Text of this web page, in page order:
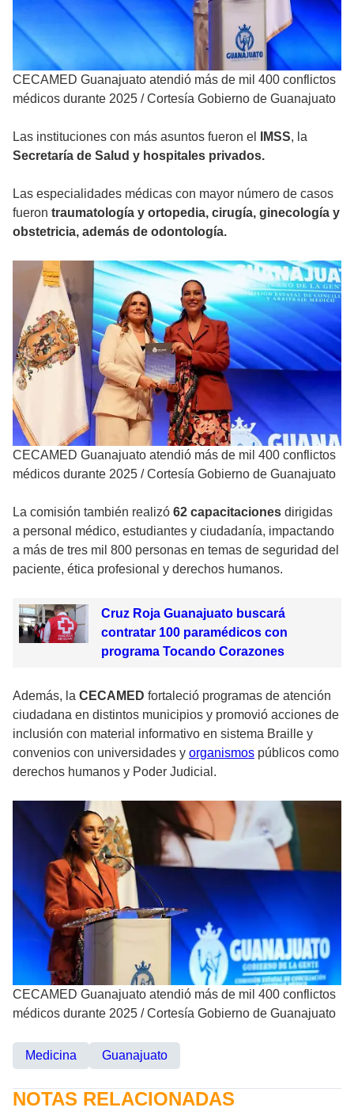
CECAMED Guanajuato atendió más de mil 400 conflictos
médicos durante 2025 /Cortesía Gobierno de Guanajuato
Las instituciones con más asuntos fueron el IMSS, la
Secretaría de Salud y hospitales privados.
Las especialidades médicas con mayor número de casos
fueron traumatología y ortopedia, cirugía, ginecología y
obstetricia, además de odontología.
CECAMED Guanajuato atendió más de mil 400 conflictos
médicos durante 2025 /Cortesía Gobierno de Guanajuato
La comisión también realizó 62 capacitaciones dirigidas
a personal médico, estudiantes y ciudadanía, impactando
a más de tres mil 800 personas en temas de seguridad del
paciente, ética profesional y derechos humanos.
Cruz Roja Guanajuato buscará
contratar 100 paramédicos con
programa Tocando Corazones
Además, la CECAMED fortaleció programas de atención
ciudadana en distintos municipios y promovió acciones de
inclusión con material informativo en sistema Braille y
convenios con universidades y organismos públicos como
derechos humanos y Poder Judicial.
CECAMED Guanajuato atendió más de mil 400 conflictos
médicos durante 2025 /Cortesía Gobierno de Guanajuato
Medicina Guanajuato
NOTAS RELACIONADAS